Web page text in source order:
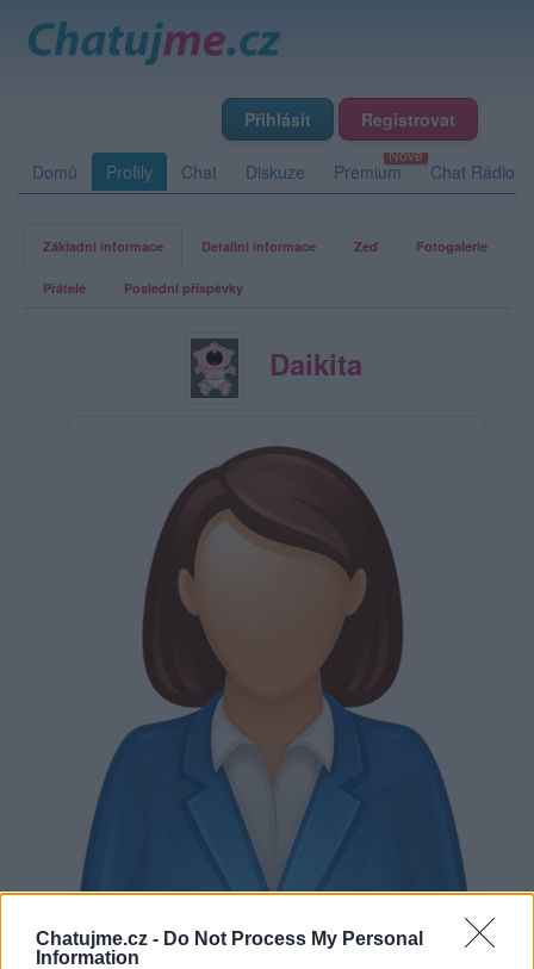
Chatujme.cz - Do Not Process My Personal
Information
Přihlásit Registrovat
Domů Profily Chat Diskuze Premium Chat Rádio
Základní informace Detailní informace Zeď Fotogalerie
Přátelé Poslední příspěvky
Daikita
Neověřeno